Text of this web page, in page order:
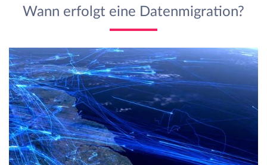
Wann erfolgt eine Datenmigration?